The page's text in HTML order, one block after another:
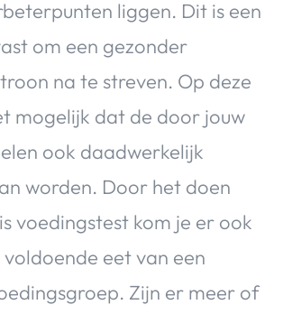
liggen. Dit is een
om een gezonder
na te streven. Op deze
mogelijk dat de door jouw
ook daadwerkelijk
worden. Door het doen
voedingstest kom je er ook
eet van een
Zijn er meer of